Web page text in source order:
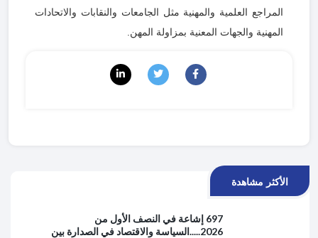
المراجع العلمية والمهنية مثل الجامعات والنقابات والاتحادات
المهنية والجهات المعنية بمزاولة المهن.
الأكثر مشاهدة
697 إشاعة في النصف الأول من
2026.....السياسة والاقتصاد في الصدارة بين